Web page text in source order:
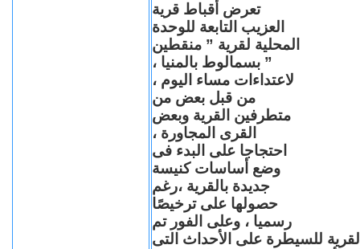
تعرض أقباط قرية
العزيب التابعة للوحدة
المحلية لقرية ” منقطين
” بسمالوط بالمنيا ،
لاعتداءات مساء اليوم ،
من قبل بعض من
متطرفين القرية وبعض
القرى المجاورة ،
احتجاجا على البدء فى
وضع أساسات كنيسة
جديدة بالقرية ،رغم
حصولها على ترخيصًا
رسميا ، وعلى الفور تم
للسيطرة على الأحداث التى